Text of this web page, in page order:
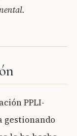
PPLI-
gestionando